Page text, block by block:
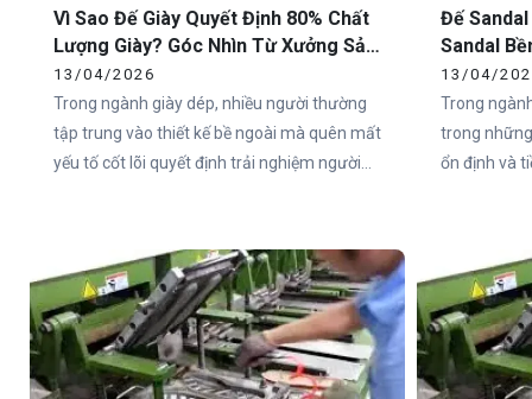
Vì Sao Đế Giày Quyết Định 80% Chất
Lượng Giày? Góc Nhìn Từ Xưởng Sản
Xuất
13/04/2026
Trong ngành giày dép, nhiều người thường
tập trung vào thiết kế bề ngoài mà quên mất
yếu tố cốt lõi quyết định trải nghiệm người
đến từ phần đế.
Đế
Sandal
Cho
13/04/
Trong
trong
ổn định và
không nằm
ngoài, mà